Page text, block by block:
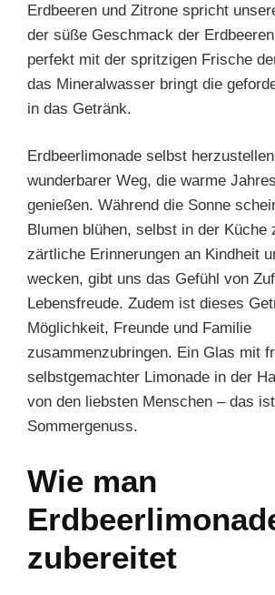
Erdbeeren und Zitrone spricht
der süße Geschmack der
perfekt mit der spritzigen Frische
das Mineralwasser bringt die
in das Getränk.
Erdbeerlimonade selbst
wunderbarer Weg, die warme
genießen. Während die Sonne
Blumen blühen, selbst in der Küche
zärtliche Erinnerungen an Kindheit
wecken, gibt uns das Gefühl von
Lebensfreude. Zudem ist dieses
Möglichkeit, Freunde und Familie
zusammenzubringen. Ein Glas mit
selbstgemachter Limonade in der
von den liebsten Menschen – das
Sommergenuss.
Wie man
zubereitet